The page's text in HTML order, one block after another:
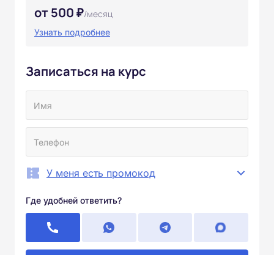
от 500 ₽/месяц
Узнать подробнее
Записаться на курс
У меня есть промокод
Где удобней ответить?